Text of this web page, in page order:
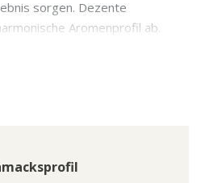
sorgen. Dezente
Aromenprofil ab.